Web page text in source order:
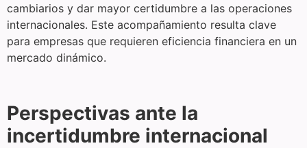
cambiarios y dar mayor certidumbre a las operaciones
internacionales. Este acompañamiento resulta clave
para empresas que requieren eficiencia financiera en un
mercado dinámico.
Perspectivas ante la
incertidumbre internacional